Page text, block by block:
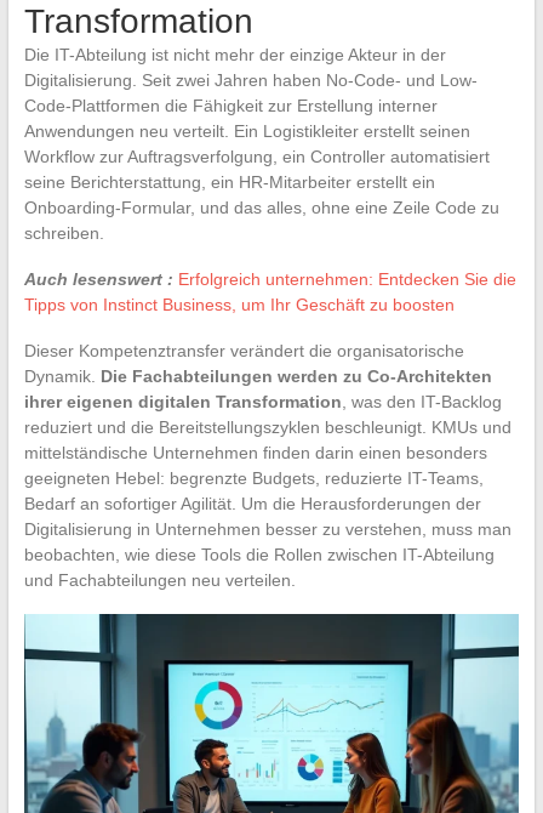
Transformation
Die IT-Abteilung ist nicht mehr der einzige Akteur in der
Digitalisierung. Seit zwei Jahren haben No-Code- und Low-
Code-Plattformen die Fähigkeit zur Erstellung interner
Anwendungen neu verteilt. Ein Logistikleiter erstellt seinen
Workflow zur Auftragsverfolgung, ein Controller automatisiert
seine Berichterstattung, ein HR-Mitarbeiter erstellt ein
Onboarding-Formular, und das alles, ohne eine Zeile Code zu
schreiben.
Auch lesenswert : Erfolgreich unternehmen: Entdecken Sie die
Tipps von Instinct Business, um Ihr Geschäft zu boosten
Dieser Kompetenztransfer verändert die organisatorische
Dynamik. Die Fachabteilungen werden zu Co-Architekten
ihrer eigenen digitalen Transformation , was den IT-Backlog
reduziert und die Bereitstellungszyklen beschleunigt. KMUs und
mittelständische Unternehmen finden darin einen besonders
geeigneten Hebel: begrenzte Budgets, reduzierte IT-Teams,
Bedarf an sofortiger Agilität. Um die Herausforderungen der
Digitalisierung in Unternehmen besser zu verstehen, muss man
beobachten, wie diese Tools die Rollen zwischen IT-Abteilung
und Fachabteilungen neu verteilen.